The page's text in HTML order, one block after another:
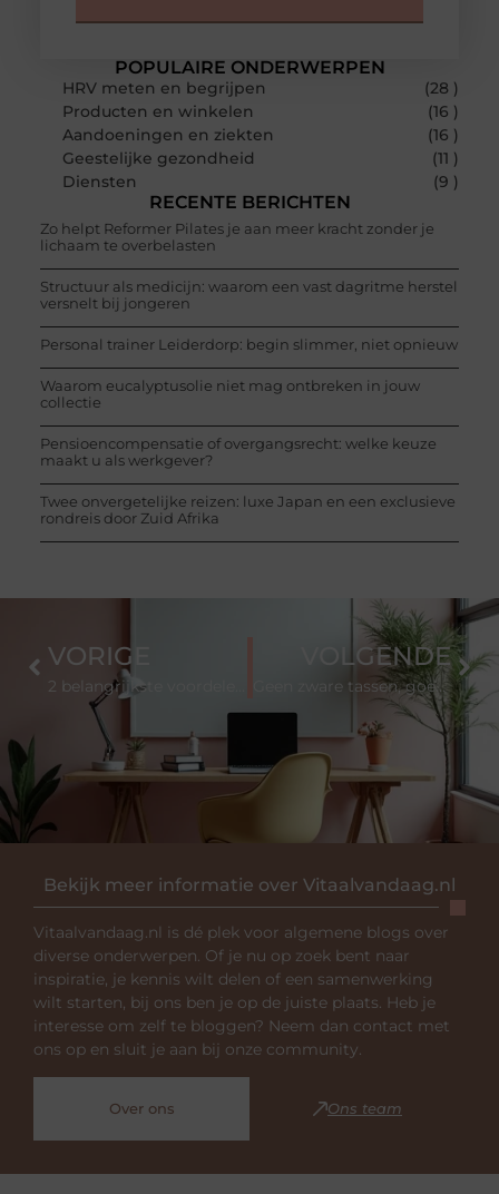
POPULAIRE ONDERWERPEN
HRV meten en begrijpen
(28 )
Producten en winkelen
(16 )
Aandoeningen en ziekten
(16 )
Geestelijke gezondheid
(11 )
Diensten
(9 )
RECENTE BERICHTEN
Zo helpt Reformer Pilates je aan meer kracht zonder je
lichaam te overbelasten
Structuur als medicijn: waarom een vast dagritme herstel
versnelt bij jongeren
Personal trainer Leiderdorp: begin slimmer, niet opnieuw
Waarom eucalyptusolie niet mag ontbreken in jouw
collectie
Pensioencompensatie of overgangsrecht: welke keuze
maakt u als werkgever?
Twee onvergetelijke reizen: luxe Japan en een exclusieve
rondreis door Zuid Afrika
Bekijk meer informatie over Vitaalvandaag.nl
Vitaalvandaag.nl is dé plek voor algemene blogs over
diverse onderwerpen. Of je nu op zoek bent naar
inspiratie, je kennis wilt delen of een samenwerking
wilt starten, bij ons ben je op de juiste plaats. Heb je
interesse om zelf te bloggen? Neem dan contact met
ons op en sluit je aan bij onze community.
Over ons Ons team
VORIGE VOLGENDE
Geen zware tassen, goed voor je gezondheid